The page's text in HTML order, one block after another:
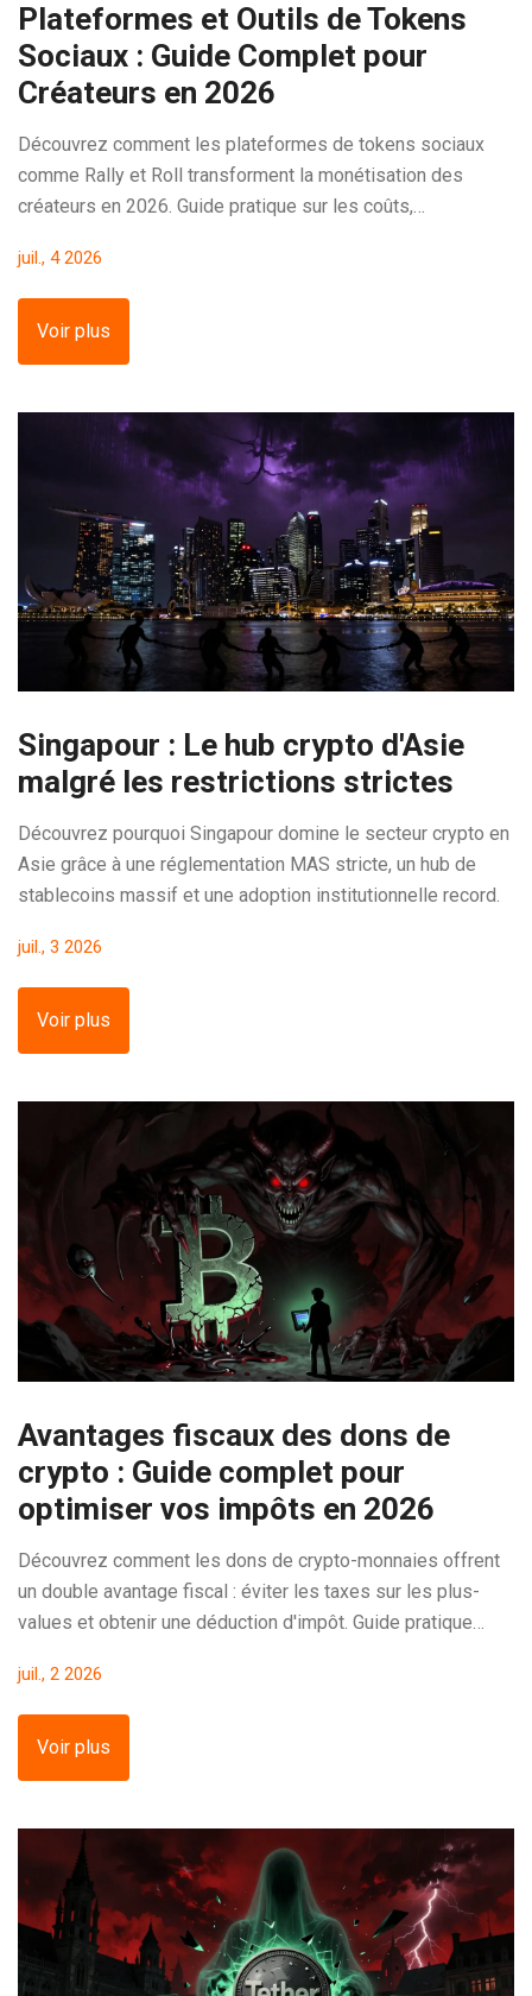
Plateformes et Outils de Tokens
Sociaux : Guide Complet pour
Créateurs en 2026
Découvrez comment les plateformes de tokens sociaux
comme Rally et Roll transforment la monétisation des
créateurs en 2026. Guide pratique sur les coûts,
juil., 4 2026
Voir plus
Singapour : Le hub crypto d'Asie
malgré les restrictions strictes
Découvrez pourquoi Singapour domine le secteur crypto en
Asie grâce à une réglementation MAS stricte, un hub de
stablecoins massif et une adoption institutionnelle record.
juil., 3 2026
Voir plus
Avantages fiscaux des dons de
crypto : Guide complet pour
optimiser vos impôts en 2026
Découvrez comment les dons de crypto-monnaies offrent
un double avantage fiscal : éviter les taxes sur les plus-
values et obtenir une déduction d'impôt. Guide pratique
juil., 2 2026
Voir plus